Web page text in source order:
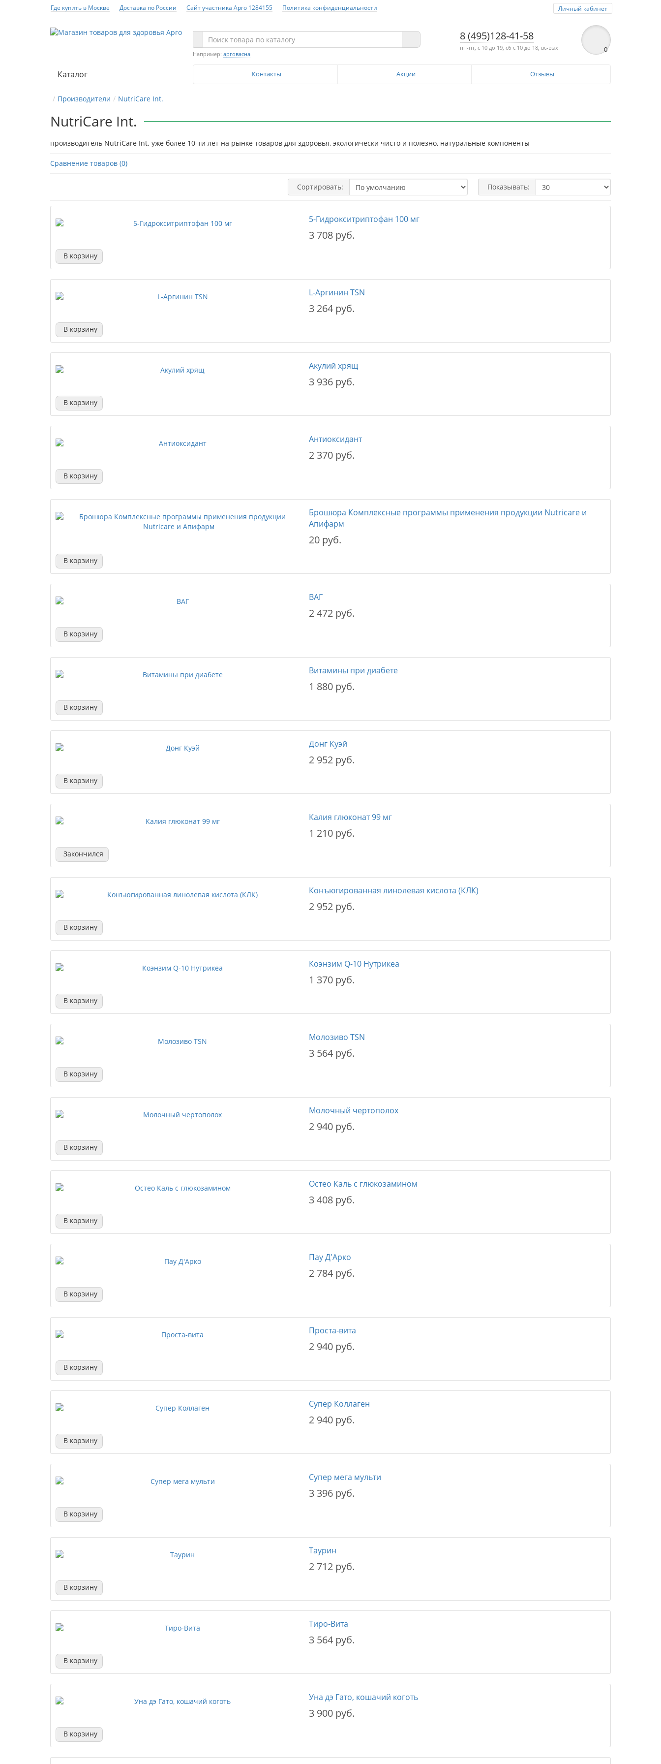
Личный кабинет
Где купить в Москве Доставка по России Сайт участника Арго 1284155 Политика конфиденциальности
8 (495)128-41-58
пн-пт, с 10 до 19, сб с 10 до 18, вс-вых 0
Например: арговасна
Контакты Акции Отзывы
Каталог
Производители NutriCare Int.
NutriCare Int.
производитель NutriCare Int. уже более 10-ти лет на рынке товаров для здоровья, экологически чисто и полезно, натуральные компоненты
Сравнение товаров (0)
Сортировать: Показывать:
5-Гидрокситриптофан 100 мг
3 708 руб.
В корзину
L-Аргинин TSN
3 264 руб.
В корзину
Акулий хрящ
3 936 руб.
В корзину
Антиоксидант
2 370 руб.
В корзину
Брошюра Комплексные программы применения продукции Nutricare и
Апифарм
20 руб.
В корзину
ВАГ
2 472 руб.
В корзину
Витамины при диабете
1 880 руб.
В корзину
Донг Куэй
2 952 руб.
В корзину
Калия глюконат 99 мг
1 210 руб.
Закончился
Конъюгированная линолевая кислота (КЛК)
2 952 руб.
В корзину
Коэнзим Q-10 Нутрикеа
1 370 руб.
В корзину
Молозиво TSN
3 564 руб.
В корзину
Молочный чертополох
2 940 руб.
В корзину
Остео Каль с глюкозамином
3 408 руб.
В корзину
Пау Д'Арко
2 784 руб.
В корзину
Проста-вита
2 940 руб.
В корзину
Супер Коллаген
2 940 руб.
В корзину
Супер мега мульти
3 396 руб.
В корзину
Таурин
2 712 руб.
В корзину
Тиро-Вита
3 564 руб.
В корзину
Уна дэ Гато, кошачий коготь
3 900 руб.
В корзину